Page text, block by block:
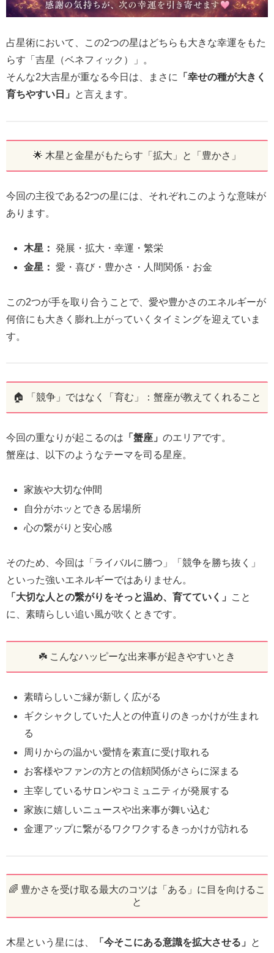
占星術において、この2つの星はどちらも大きな幸運をもた
らす「吉星（ベネフィック）」。
そんな2大吉星が重なる今日は、まさに
「幸せの種が大きく
育ちやすい日」
と言えます。
🌟 木星と金星がもたらす「拡大」と「豊かさ」
今回の主役である2つの星には、それぞれこのような意味が
あります。
木星： 発展・拡大・幸運・繁栄
金星： 愛・喜び・豊かさ・人間関係・お金
この2つが手を取り合うことで、愛や豊かさのエネルギーが
何倍にも大きく膨れ上がっていくタイミングを迎えていま
す。
🏠 「競争」ではなく「育む」：蟹座が教えてくれること
今回の重なりが起こるのは 「蟹座」 のエリアです。
蟹座は、以下のようなテーマを司る星座。
家族や大切な仲間
自分がホッとできる居場所
心の繋がりと安心感
そのため、今回は「ライバルに勝つ」「競争を勝ち抜く」
といった強いエネルギーではありません。
「大切な人との繋がりをそっと温め、育てていく」
こと
に、素晴らしい追い風が吹くときです。
☘️ こんなハッピーな出来事が起きやすいとき
素晴らしいご縁が新しく広がる
ギクシャクしていた人との仲直りのきっかけが生まれ
る
周りからの温かい愛情を素直に受け取れる
お客様やファンの方との信頼関係がさらに深まる
主宰しているサロンやコミュニティが発展する
家族に嬉しいニュースや出来事が舞い込む
金運アップに繋がるワクワクするきっかけが訪れる
🌈 豊かさを受け取る最大のコツは「ある」に目を向けるこ
と
木星という星には、 「今そこにある意識を拡大させる」
と